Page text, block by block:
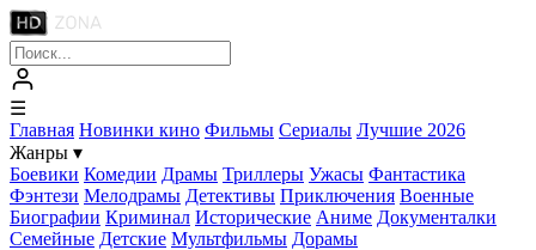
☰
Главная Новинки кино Фильмы Сериалы Лучшие 2026
Жанры ▾
Боевики Комедии Драмы Триллеры Ужасы Фантастика
Фэнтези Мелодрамы Детективы Приключения Военные
Биографии Криминал Исторические Аниме Документалки
Семейные Детские Мультфильмы Дорамы